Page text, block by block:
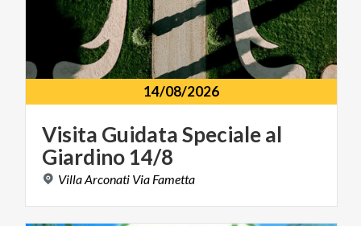
14/08/2026
Visita GuidataSpecialeal
Giardino 14/8
VillaArconati Via Fametta